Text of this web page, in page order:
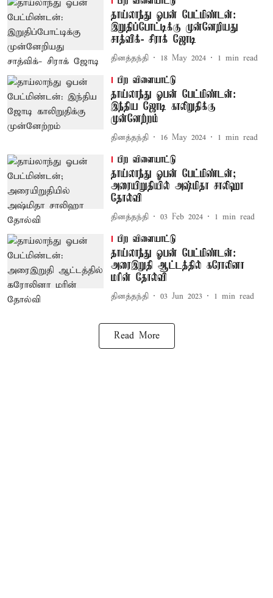
தாய்லாந்து ஓபன் பேட்மிண்டன்:
இறுதிப்போட்டிக்கு முன்னேறியது
சாத்விக்- சிராக் ஜோடி
தினத்தந்தி 18 May 2024 1 min read
பிற விளையாட்டு
தாய்லாந்து ஓபன் பேட்மிண்டன்:
இந்திய ஜோடி காலிறுதிக்கு
முன்னேற்றம்
தினத்தந்தி 16 May 2024 1 min read
பிற விளையாட்டு
தாய்லாந்து ஓபன் பேட்மிண்டன்;
அரையிறுதியில் அஷ்மிதா சாலிஹா
தோல்வி
தினத்தந்தி 03 Feb 2024 1 min read
பிற விளையாட்டு
தாய்லாந்து ஓபன் பேட்மிண்டன்:
அரைஇறுதி ஆட்டத்தில் கரோலினா
மரின் தோல்வி
தினத்தந்தி 03 Jun 2023 1 min read
Read More